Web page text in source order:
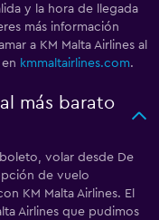
y la hora de llegada
más información
a KM Malta Airlines al
kmmaltairlines.com.
más barato
volar desde De
de vuelo
KM Malta Airlines. El
Airlines que pudimos